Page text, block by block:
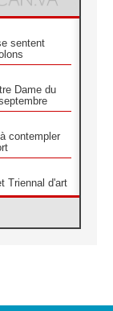
sentent
Dame du
contempler
Triennal d'art
religieuses